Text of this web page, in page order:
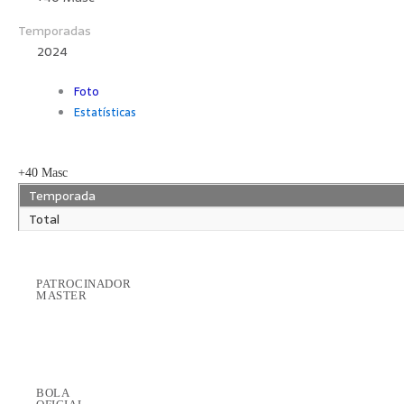
Temporadas
2024
Foto
Estatísticas
+40 Masc
Temporada
Total
PATROCINADOR
MASTER
BOLA